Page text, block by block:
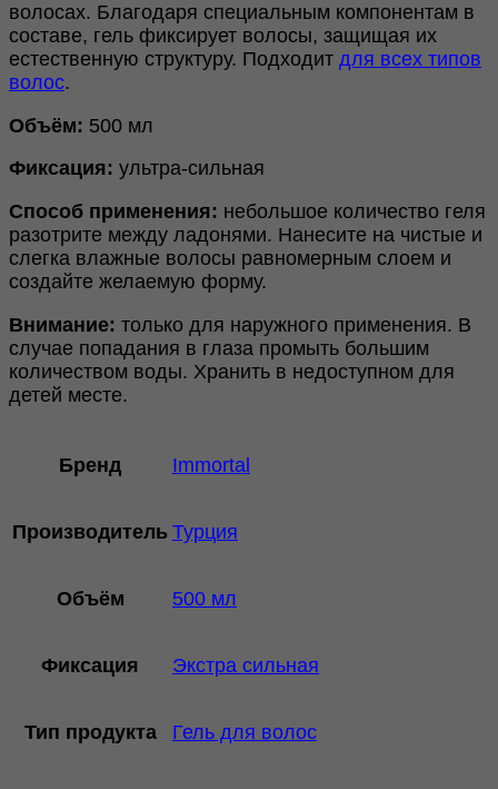
волосах. Благодаря специальным компонентам в
составе, гель фиксирует волосы, защищая их
естественную структуру. Подходит для всех типов
волос.
Объём: 500 мл
Фиксация: ультра-сильная
Способ применения: небольшое количество геля
разотрите между ладонями. Нанесите на чистые и
слегка влажные волосы равномерным слоем и
создайте желаемую форму.
Внимание: только для наружного применения. В
случае попадания в глаза промыть большим
количеством воды. Хранить в недоступном для
детей месте.
Бренд Immortal
Производитель Турция
Объём 500 мл
Фиксация Экстра сильная
Тип продукта Гель для волос